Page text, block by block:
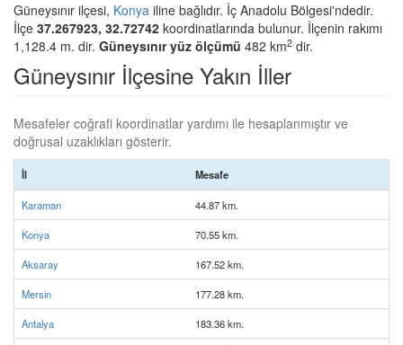
Güneysınır ilçesi, Konya iline bağlıdır. İç Anadolu Bölgesi'ndedir.
İlçe 37.267923, 32.72742 koordinatlarında bulunur. İlçenin rakımı
1,128.4 m. dir. Güneysınır yüz ölçümü 482 km2 dir.
Güneysınır İlçesine Yakın İller
Mesafeler coğrafi koordinatlar yardımı ile hesaplanmıştır ve
doğrusal uzaklıkları gösterir.
İl Mesafe
Karaman 44.87 km.
Konya 70.55 km.
Aksaray 167.52 km.
Mersin 177.28 km.
Antalya 183.36 km.